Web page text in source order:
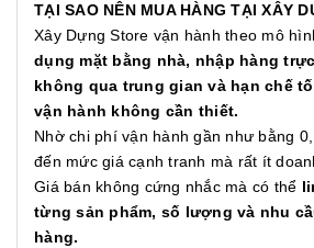
TẠI SAO NÊN MUA HÀNG TẠI XÂY
Xây Dựng Store vận hành theo mô
dụng mặt bằng nhà, nhập hàng
không qua trung gian và hạn chế
vận hành không cần thiết.
Nhờ chi phí vận hành gần như bằng
đến mức giá cạnh tranh mà rất ít
Giá bán không cứng nhắc mà có thể
từng sản phẩm, số lượng và nhu
hàng.